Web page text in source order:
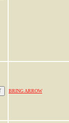
BRING ARROW